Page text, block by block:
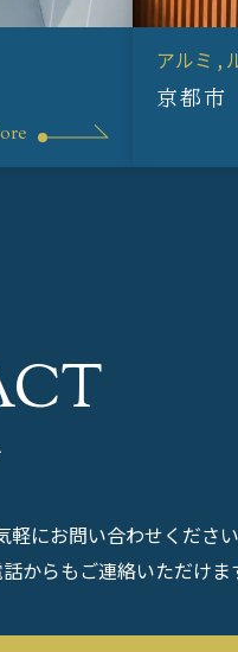
アルミ
京都市
にお問い合わせください
からもご連絡いただけま